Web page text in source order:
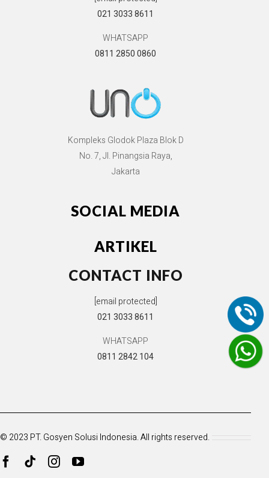
021 3033 8611
WHATSAPP
0811 2850 0860
Kompleks Glodok Plaza Blok D
No. 7, Jl. Pinangsia Raya,
Jakarta
SOCIAL MEDIA
ARTIKEL
CONTACT INFO
[email protected]
021 3033 8611
WHATSAPP
0811 2842 104
© 2023 PT. Gosyen Solusi Indonesia. All rights reserved.